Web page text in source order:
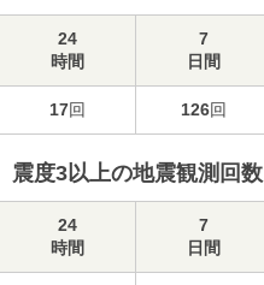
24
時間
7
日間
17回 126回
震度3以上の地震観測回数
24
時間
7
日間